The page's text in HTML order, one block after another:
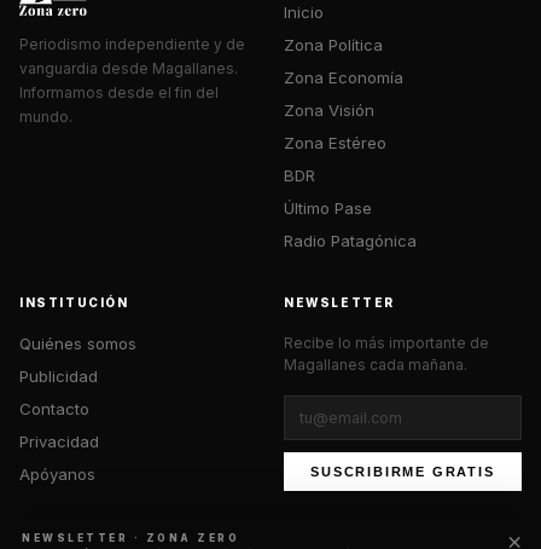
Periodismo independiente y de
vanguardia desde Magallanes.
Informamos desde el fin del
mundo.
Inicio
Zona Política
Zona Economía
Zona Visión
Zona Estéreo
BDR
Último Pase
Radio Patagónica
INSTITUCIÓN
Quiénes somos
Publicidad
Contacto
Privacidad
Apóyanos
NEWSLETTER
Recibe lo más importante de
Magallanes cada mañana.
SUSCRIBIRME GRATIS
NEWSLETTER · ZONA ZERO ×